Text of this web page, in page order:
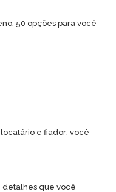
50 opções para você
e fiador: você
detalhes que você